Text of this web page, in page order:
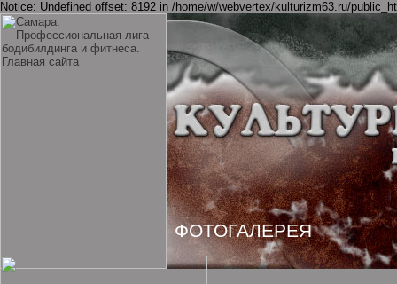
Notice: Undefined offset: 8192 in /home/w/webvertex/kulturizm63.ru/
ФОТОГАЛЕРЕЯ